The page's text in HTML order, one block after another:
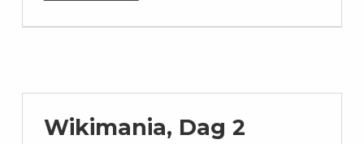
Wikimania, Dag 2